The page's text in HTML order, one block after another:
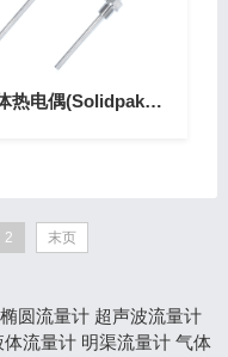
实体热电偶(Solidpak实体热电偶)
2 末页
椭圆流量计 超声波流量计
体流量计 明渠流量计 气体